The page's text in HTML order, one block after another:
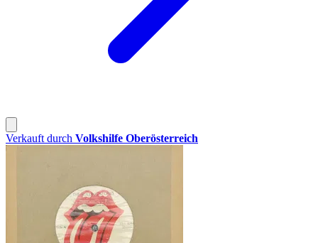
Verkauft durch Volkshilfe Oberösterreich